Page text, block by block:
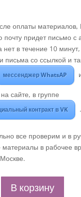
оплаты материалов,
почту придет письмо
нет в течение 10
письма со ссылкой и
мессенджер WhatsAP
сайте, в группе
контракт в VK .
все проверим и в
в рабочее
В корзину